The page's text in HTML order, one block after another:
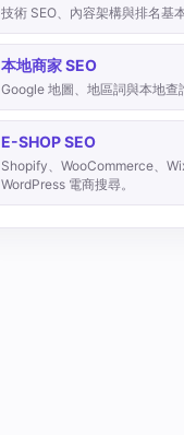
技術 SEO、內容架構與排名基本
本地商家 SEO
Google 地圖、地區詞與本地查
E-SHOP SEO
Shopify、WooCommerce、
WordPress 電商搜尋。